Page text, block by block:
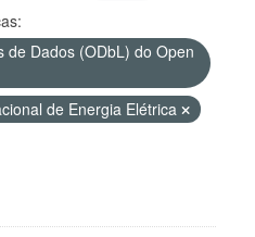
de Dados (ODbL) do Open
de Energia Elétrica